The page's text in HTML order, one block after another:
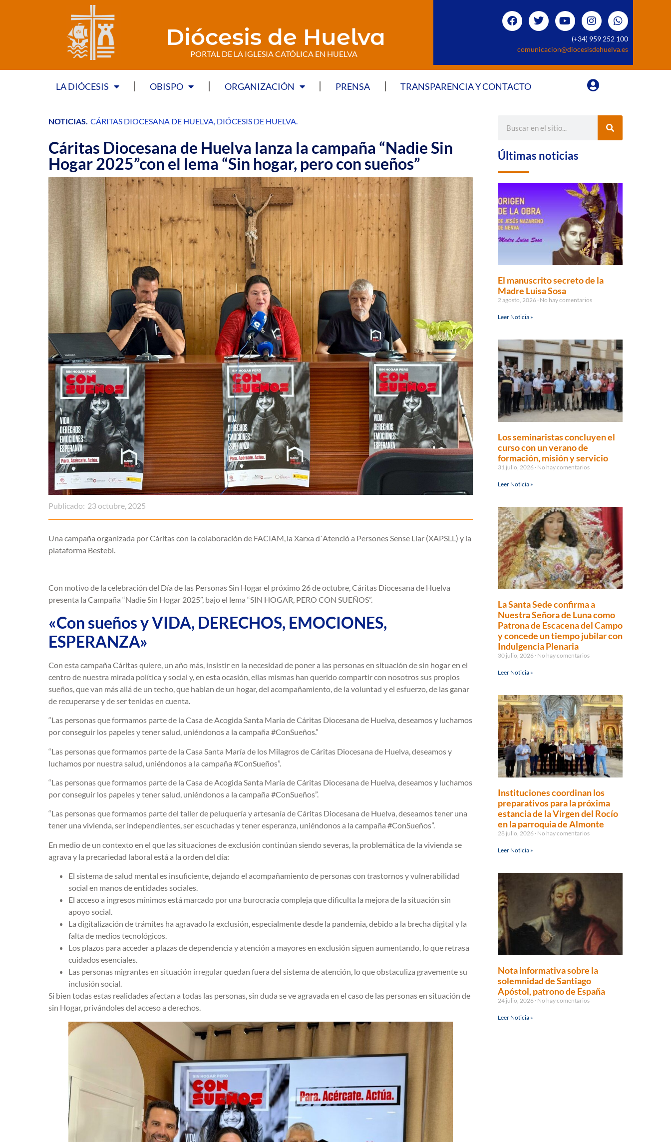
Diócesis de Huelva
PORTAL DE LA IGLESIA CATÓLICA EN HUELVA
(+34) 959 252 100
comunicacion@diocesisdehuelva.es
LA DIÓCESIS OBISPO ORGANIZACIÓN PRENSA TRANSPARENCIA Y CONTACTO
NOTICIAS. CÁRITAS DIOCESANA DE HUELVA, DIÓCESIS DE HUELVA.
Cáritas Diocesana de Huelva lanza la campaña “Nadie Sin
Hogar 2025”con el lema “Sin hogar, pero con sueños”
Publicado: 23 octubre, 2025
Una campaña organizada por Cáritas con la colaboración de FACIAM, la Xarxa d´Atenció a Persones Sense Llar (XAPSLL) y la
plataforma Bestebi.
Con motivo de la celebración del Día de las Personas Sin Hogar el próximo 26 de octubre, Cáritas Diocesana de Huelva
presenta la Campaña “Nadie Sin Hogar 2025”, bajo el lema “SIN HOGAR, PERO CON SUEÑOS”.
«Con sueños y VIDA, DERECHOS, EMOCIONES,
ESPERANZA»
Con esta campaña Cáritas quiere, un año más, insistir en la necesidad de poner a las personas en situación de sin hogar en el
centro de nuestra mirada política y social y, en esta ocasión, ellas mismas han querido compartir con nosotros sus propios
sueños, que van más allá de un techo, que hablan de un hogar, del acompañamiento, de la voluntad y el esfuerzo, de las ganar
de recuperarse y de ser tenidas en cuenta.
“Las personas que formamos parte de la Casa de Acogida Santa María de Cáritas Diocesana de Huelva, deseamos y luchamos
por conseguir los papeles y tener salud, uniéndonos a la campaña #ConSueños.”
“Las personas que formamos parte de la Casa Santa María de los Milagros de Cáritas Diocesana de Huelva, deseamos y
luchamos por nuestra salud, uniéndonos a la campaña #ConSueños”.
“Las personas que formamos parte de la Casa de Acogida Santa María de Cáritas Diocesana de Huelva, deseamos y luchamos
por conseguir los papeles y tener salud, uniéndonos a la campaña #ConSueños”.
“Las personas que formamos parte del taller de peluquería y artesanía de Cáritas Diocesana de Huelva, deseamos tener una
tener una vivienda, ser independientes, ser escuchadas y tener esperanza, uniéndonos a la campaña #ConSueños”.
En medio de un contexto en el que las situaciones de exclusión continúan siendo severas, la problemática de la vivienda se
agrava y la precariedad laboral está a la orden del día:
El sistema de salud mental es insuficiente, dejando el acompañamiento de personas con trastornos y vulnerabilidad
social en manos de entidades sociales.
El acceso a ingresos mínimos está marcado por una burocracia compleja que dificulta la mejora de la situación sin
apoyo social.
La digitalización de trámites ha agravado la exclusión, especialmente desde la pandemia, debido a la brecha digital y la
falta de medios tecnológicos.
Los plazos para acceder a plazas de dependencia y atención a mayores en exclusión siguen aumentando, lo que retrasa
cuidados esenciales.
Las personas migrantes en situación irregular quedan fuera del sistema de atención, lo que obstaculiza gravemente su
inclusión social.
Si bien todas estas realidades afectan a todas las personas, sin duda se ve agravada en el caso de las personas en situación de
sin Hogar, privándoles del acceso a derechos.
Últimas noticias
El manuscrito secreto de la
Madre Luisa Sosa
2 agosto, 2026 No hay comentarios
Leer Noticia »
Los seminaristas concluyen el
curso con un verano de
formación, misión y servicio
31 julio, 2026 No hay comentarios
Leer Noticia »
La Santa Sede confirma a
Nuestra Señora de Luna como
Patrona de Escacena del Campo
y concede un tiempo jubilar con
Indulgencia Plenaria
30 julio, 2026 No hay comentarios
Leer Noticia »
Instituciones coordinan los
preparativos para la próxima
estancia de la Virgen del Rocío
en la parroquia de Almonte
28 julio, 2026 No hay comentarios
Leer Noticia »
Nota informativa sobre la
solemnidad de Santiago
Apóstol, patrono de España
24 julio, 2026 No hay comentarios
Leer Noticia »